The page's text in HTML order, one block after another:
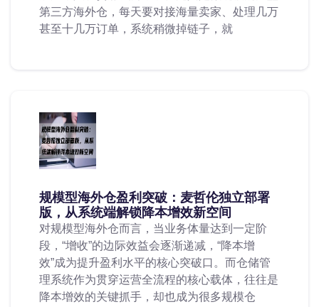
第三方海外仓，每天要对接海量卖家、处理几万
甚至十几万订单，系统稍微掉链子，就
规模型海外仓盈利突破：麦哲伦独立部署
版，从系统端解锁降本增效新空间
对规模型海外仓而言，当业务体量达到一定阶
段，“增收”的边际效益会逐渐递减，“降本增
效”成为提升盈利水平的核心突破口。而仓储管
理系统作为贯穿运营全流程的核心载体，往往是
降本增效的关键抓手，却也成为很多规模仓